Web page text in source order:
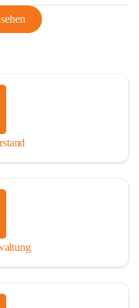
dazu gezwungen,
zu nächtlichen
dem Anschluss des
Aufschwung endete
und
wurde der
begrüßt. Als der Zweite
um. Es starben
werden vermisst.
zur Gemeinde
Ortsansässigen
eigenständige
im Nordwesten des